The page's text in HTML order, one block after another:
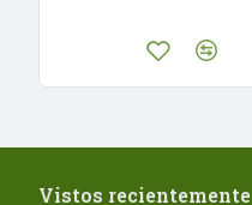
Vistos recientemente